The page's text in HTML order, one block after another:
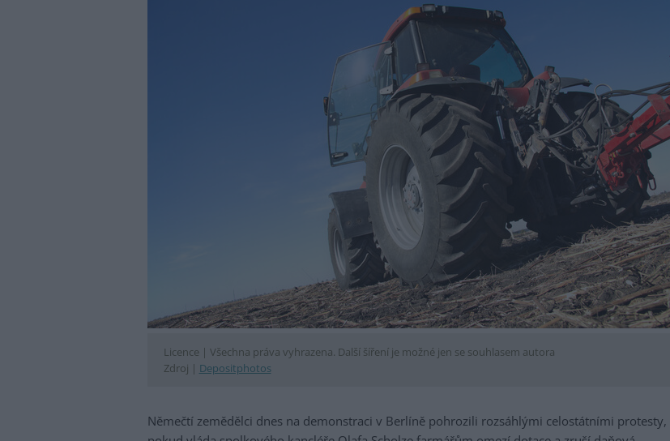
Licence | Všechna práva vyhrazena. Další šíření je možné jen se souhlasem autora
Zdroj | Depositphotos
Němečtí zemědělci dnes na demonstraci v Berlíně pohrozili rozsáhlými celostátními protesty,